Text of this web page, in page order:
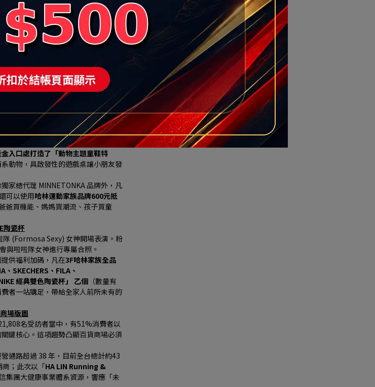
鞋款避震與抓地力，強強聯手打造實
、滿 $5,500 折 $500」 的現折優
買 HOKA 限量優惠跑鞋，或是
抵用券」可於下次消費折抵。
理品牌再下一城的好消息：正式榮獲
進近年從經典莫卡辛成功跨界街頭
售風靡潮流圈的 KIKS 聯名「Two
原裝配備的 2 款經典鞋帶外，哈林
玩出 4 種美式復古與台式街頭混搭風
（美津濃），亦正式首度進駐秀泰生
入口處打造了「動物主題童鞋特
動物，具啟發性的遊戲桌讓小朋友發
家總代理 MINNETONKA 品牌外，凡
還可以使用哈林運動家族品牌600元抵
爸買機能、媽媽買潮流、孩子買童
陶瓷杯
(Formosa Sexy) 女神開場表演。粉
與啦啦隊女神進行專屬合照。
供福利加碼，凡在3F哈林家族全品
SKECHERS、FILA、
經典雙色陶瓷杯」 乙個 （數量有
者一站購足，帶給全家人前所未有的
場版圖
名受訪者當中，有51%消費者以
鍵核心。這項趨勢凸顯百貨商場必須
通路超過 38 年，目前全台總計約43
；此次以「HA LIN Running &
集團大健康事業體系資源，響應「未